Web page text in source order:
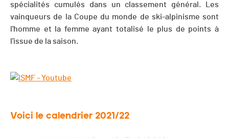
spécialités cumulés dans un classement général. Les
vainqueurs de la Coupe du monde de ski-alpinisme sont
l'homme et la femme ayant totalisé le plus de points à
l'issue de la saison.
Voici le calendrier 2021/22